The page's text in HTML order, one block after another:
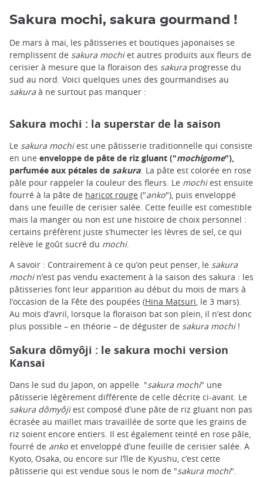
Sakura mochi, sakura gourmand !
De mars à mai, les pâtisseries et boutiques japonaises se
remplissent de sakura mochiet autres produits aux fleurs de
cerisier à mesure que la floraison des sakura progresse du
sud au nord. Voici quelques unes des gourmandises au
sakura à ne surtout pas manquer :
Sakura mochi : la superstar de la saison
Le sakura mochiest une pâtisserie traditionnelle qui consiste
en une enveloppe de pâte de riz gluant ("mochigome"),
parfumée aux pétales de sakura . La pâte est colorée en rose
pâle pour rappeler la couleur des fleurs. Le mochiest ensuite
fourré à la pâte de haricot rouge ("anko"), puis enveloppé
dans une feuille de cerisier salée. Cette feuille est comestible
mais la manger ou non est une histoire de choix personnel :
certains préfèrent juste s’humecter les lèvres de sel, ce qui
relève le goût sucré du mochi.
A savoir : Contrairement à ce qu’on peut penser, le sakura
mochin’est pas vendu exactement à la saison des sakura : les
pâtisseries font leur apparition au début du mois de mars à
l’occasion de la Fête des poupées (Hina Matsuri, le 3 mars).
Au mois d’avril, lorsque la floraison bat son plein, il n’est donc
plus possible – en théorie – de déguster de sakura mochi!
Sakura dômyôji : le sakura mochi version
Kansai
Dans le sud du Japon, on appelle "sakura mochi" une
pâtisserie légèrement différente de celle décrite ci-avant. Le
sakura dômyôjiest composé d’une pâte de riz gluant non pas
écrasée au maillet mais travaillée de sorte que les grains de
riz soient encore entiers. Il est également teinté en rose pâle,
fourré de anko et enveloppé d’une feuille de cerisier salée. A
Kyoto, Osaka, ou encore sur l’île de Kyushu, c’est cette
pâtisserie qui est vendue sous le nom de "sakura mochi".